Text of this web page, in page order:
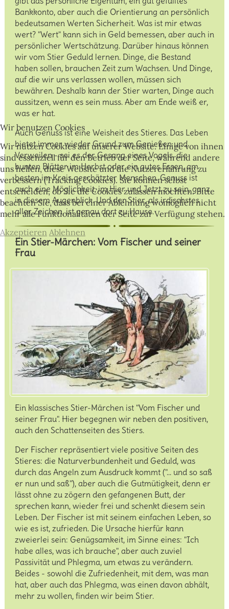
Bankkonto, aber auch die Orientierung an persönlich
bedeutsamen Werten Sicherheit. Was ist mir etwas
wert? "Wert" kann sich in Geld bemessen, aber auch in
persönlicher Wertschätzung. Darüber hinaus können
wir vom Stier Geduld lernen. Dinge, die Bestand
haben sollen, brauchen Zeit zum Wachsen. Und Dinge,
auf die wir uns verlassen wollen, müssen sich
bewähren. Deshalb kann der Stier warten, Dinge auch
aussitzen, wenn es sein muss. Aber am Ende weiß er,
was er hat.
Auch Genuss ist eine Weisheit des Stieres. Das Leben
bietet immer wieder Grund zum Genießen und
Verweilen - sei es der Gesang eines Vogels, die
bunten Blätter im Herbst oder ein gutes Essen, am
besten im Kreis geschätzter Menschen. Genuss ist
auch eine Möglichkeit, im Hier und Jetzt zu sein, ganz
in diesem Augenblick. Und der Stier, als irdischstes
aller Zeichen, ist genau dort zu Hause.
Ein Stier-Märchen: Vom Fischer und seiner
Frau
Ein klassisches Stier-Märchen ist "Vom Fischer und
seiner Frau". Hier begegnen wir neben den positiven,
auch den Schattenseiten des Stiers.
Der Fischer repräsentiert viele positive Seiten des
Stieres: die Naturverbundenheit und Geduld, was
durch das Angeln zum Ausdruck kommt ("... und so saß
er nun und saß"), aber auch die Gutmütigkeit, denn er
lässt ohne zu zögern den gefangenen Butt, der
sprechen kann, wieder frei und schenkt diesem sein
Leben. Der Fischer ist mit seinem einfachen Leben, so
wie es ist, zufrieden. Die Ursache hierfür kann
zweierlei sein: Genügsamkeit, im Sinne eines: "Ich
habe alles, was ich brauche", aber auch zuviel
Passivität und Phlegma, um etwas zu verändern.
Beides - sowohl die Zufriedenheit, mit dem, was man
hat, aber auch das Phlegma, was einen davon abhält,
mehr zu wollen, finden wir beim Stier.
Wir benutzen Cookies
Wir nutzen Cookies auf unserer Website. Einige von ihnen
sind essenziell für den Betrieb der Seite, während andere
uns helfen, diese Website und die Nutzererfahrung zu
verbessern (Tracking Cookies). Sie können selbst
entscheiden, ob Sie die Cookies zulassen möchten. Bitte
beachten Sie, dass bei einer Ablehnung womöglich nicht
mehr alle Funktionalitäten der Seite zur Verfügung stehen.
Akzeptieren Ablehnen